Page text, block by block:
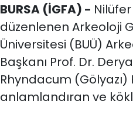
BURSA (İGFA) -
düzenlenen Arkeoloji
Üniversitesi (BUÜ)
Başkanı Prof. Dr.
Rhyndacum (Gölyazı)
anlamlandıran ve